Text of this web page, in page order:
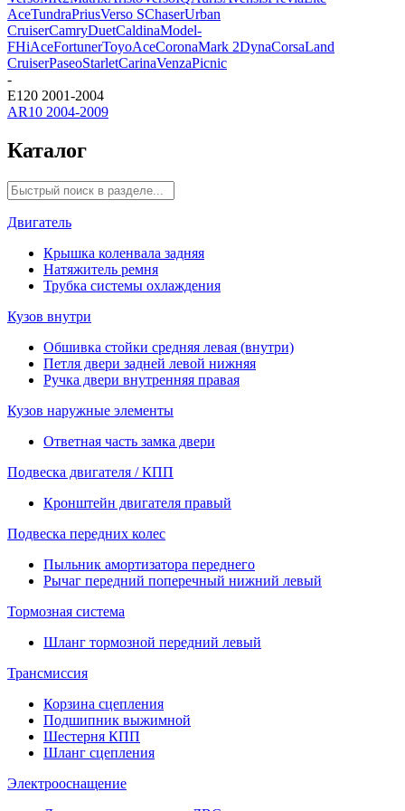
AceTundraPriusVerso SChaserUrban
CruiserCamryDuetCaldinaModel-
FHiAceFortunerToyoAceCoronaMark 2DynaCorsaLand
CruiserPaseoStarletCarinaVenzaPicnic
-
E120 2001-2004
AR10 2004-2009
Каталог
Двигатель
Крышка коленвала задняя
Натяжитель ремня
Трубка системы охлаждения
Кузов внутри
Обшивка стойки средняя левая (внутри)
Петля двери задней левой нижняя
Ручка двери внутренняя правая
Кузов наружные элементы
Ответная часть замка двери
Подвеска двигателя / КПП
Кронштейн двигателя правый
Подвеска передних колес
Пыльник амортизатора переднего
Рычаг передний поперечный нижний левый
Тормозная система
Шланг тормозной передний левый
Трансмиссия
Корзина сцепления
Подшипник выжимной
Шестерня КПП
Шланг сцепления
Электрооснащение